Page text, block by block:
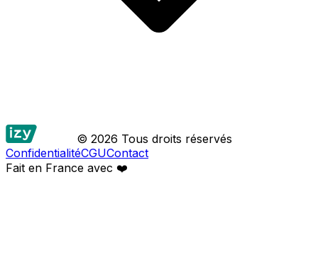
© 2026 Tous droits réservés
ConfidentialitéCGUContact
Fait en France avec ❤️